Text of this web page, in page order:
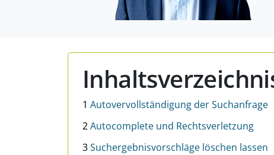
1 Autovervollständigung der Suchanfrage
2Autocomplete und Rechtsverletzung
3Suchergebnisvorschläge löschen lassen